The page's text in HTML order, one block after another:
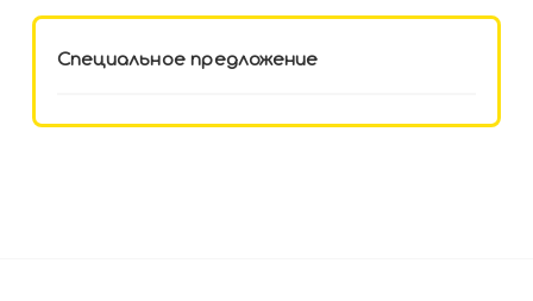
Специальное предложение